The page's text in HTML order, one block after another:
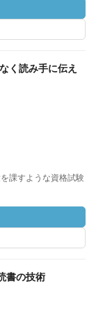
く読み手に伝え
課すような資格試験
書の技術